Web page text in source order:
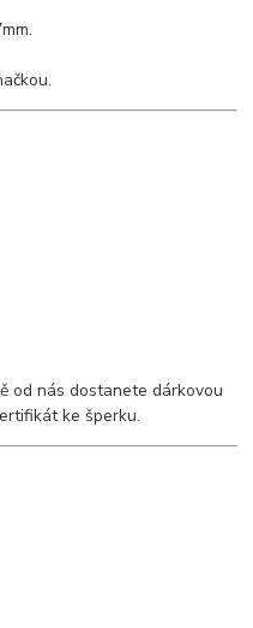
od nás dostanete dárkovou
ke šperku.